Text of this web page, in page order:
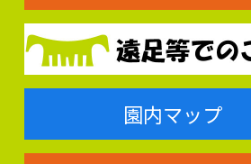
園内マップ